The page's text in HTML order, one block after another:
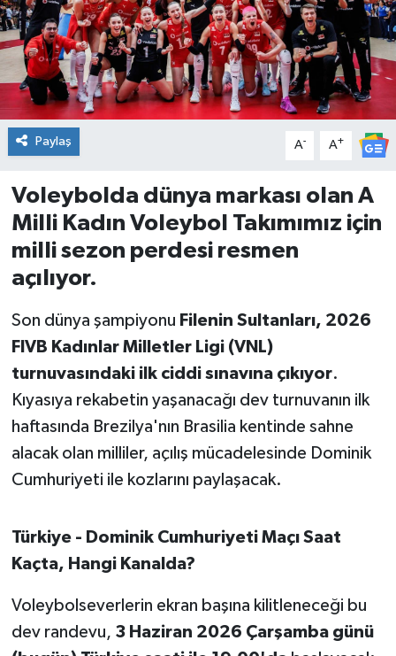
Paylaş A- A+
Voleybolda dünya markası olan A
Milli Kadın Voleybol Takımımız için
milli sezon perdesi resmen
açılıyor.
Son dünya şampiyonu Filenin Sultanları, 2026
FIVB Kadınlar Milletler Ligi (VNL)
turnuvasındaki ilk ciddi sınavına çıkıyor.
Kıyasıya rekabetin yaşanacağı dev turnuvanın ilk
haftasında Brezilya'nın Brasilia kentinde sahne
alacak olan milliler, açılış mücadelesinde Dominik
Cumhuriyeti ile kozlarını paylaşacak.
Türkiye - Dominik Cumhuriyeti Maçı Saat
Kaçta, Hangi Kanalda?
Voleybolseverlerin ekran başına kilitleneceği bu
dev randevu, 3 Haziran 2026 Çarşamba günü
EKONOMİ
Erdek
Gömeç
Havran
İvrindi
Kepsut
KÜLTÜR-SANAT
MANŞET
Manyas
OLAY
OTOMOTİV